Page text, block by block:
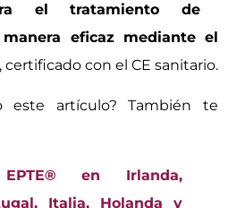
el tratamiento de
eficaz mediante el
, certificado con el CE sanitario.
este artículo? También te
EPTE® en Irlanda,
Italia, Holanda y